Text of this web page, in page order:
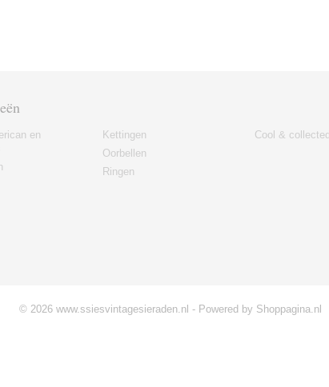
en
Kettingen
Oorbellen
Ringen
Cool & collected
© 2026 www.ssiesvintagesieraden.nl - Powered by Shoppagina.nl